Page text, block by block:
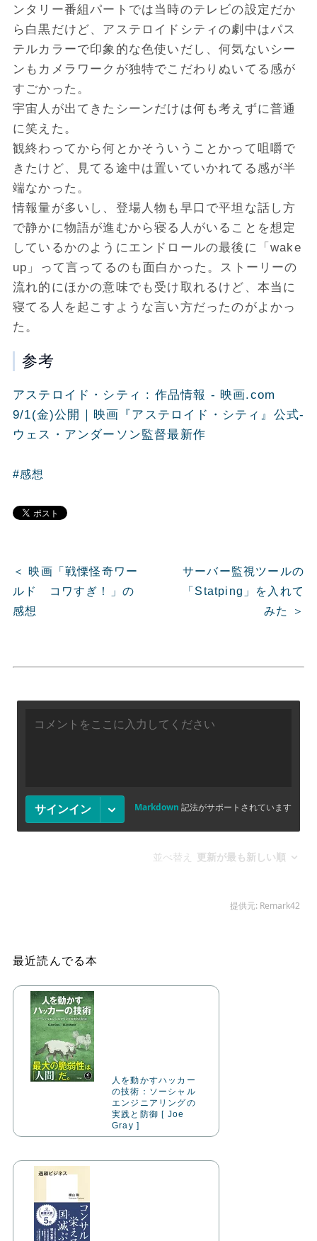
ンタリー番組パートでは当時のテレビの設定だか
ら白黒だけど、アステロイドシティの劇中はパス
テルカラーで印象的な色使いだし、何気ないシー
ンもカメラワークが独特でこだわりぬいてる感が
すごかった。
宇宙人が出てきたシーンだけは何も考えずに普通
に笑えた。
観終わってから何とかそういうことかって咀嚼で
きたけど、見てる途中は置いていかれてる感が半
端なかった。
情報量が多いし、登場人物も早口で平坦な話し方
で静かに物語が進むから寝る人がいることを想定
しているかのようにエンドロールの最後に「wake
up」って言ってるのも面白かった。ストーリーの
流れ的にほかの意味でも受け取れるけど、本当に
寝てる人を起こすような言い方だったのがよかっ
た。
参考
アステロイド・シティ : 作品情報 - 映画.com
9/1(金)公開｜映画『アステロイド・シティ』公式-
ウェス・アンダーソン監督最新作
#感想
＜ 映画「戦慄怪奇ワー
ルド コワすぎ！」の
感想
サーバー監視ツールの
「Statping」を入れて
みた ＞
最近読んでる本
人を動かすハッカー
の技術：ソーシャル
エンジニアリングの
実践と防御 [ Joe
Gray ]